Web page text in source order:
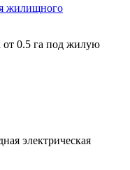
жилищного
от 0.5 га под жилую
электрическая